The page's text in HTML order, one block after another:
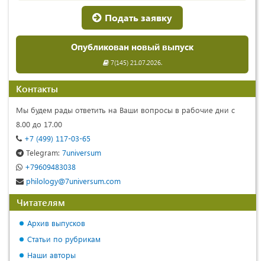
Подать заявку
Опубликован новый выпуск
7(145) 21.07.2026.
Контакты
Мы будем рады ответить на Ваши вопросы в рабочие дни с
8.00 до 17.00
+7 (499) 117-03-65
Telegram: 7universum
+79609483038
philology@7universum.com
Читателям
Архив выпусков
Статьи по рубрикам
Наши авторы